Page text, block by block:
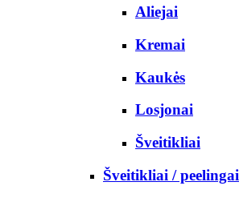
Aliejai
Kremai
Kaukės
Losjonai
Šveitikliai
Šveitikliai / peelingai